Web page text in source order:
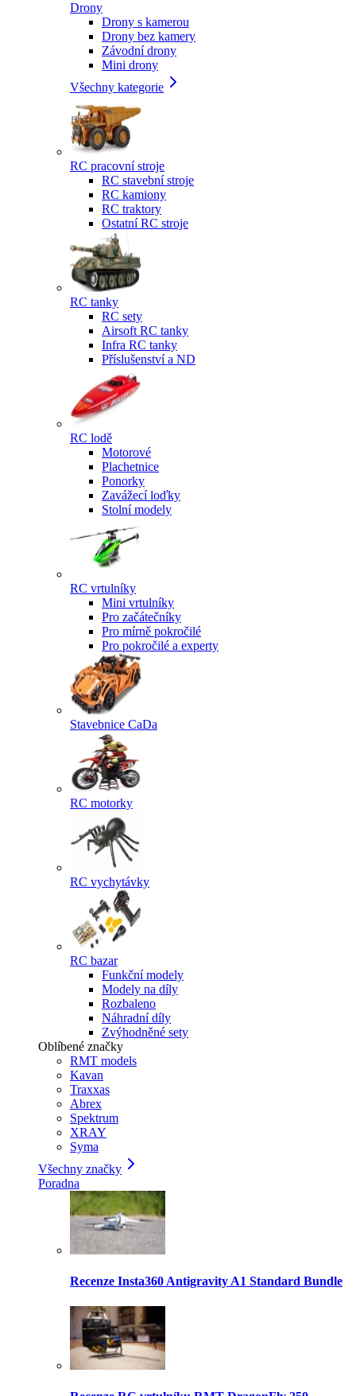
Drony
Drony s kamerou
Drony bez kamery
Závodní drony
Mini drony
Všechny kategorie
RC pracovní stroje
RC stavební stroje
RC kamiony
RC traktory
Ostatní RC stroje
RC tanky
RC sety
Airsoft RC tanky
Infra RC tanky
Příslušenství a ND
RC lodě
Motorové
Plachetnice
Ponorky
Zavážecí loďky
Stolní modely
RC vrtulníky
Mini vrtulníky
Pro začátečníky
Pro mírně pokročilé
Pro pokročilé a experty
Stavebnice CaDa
RC motorky
RC vychytávky
RC bazar
Funkční modely
Modely na díly
Rozbaleno
Náhradní díly
Zvýhodněné sety
Oblíbené značky
RMT models
Kavan
Traxxas
Abrex
Spektrum
XRAY
Syma
Všechny značky
Poradna
Recenze Insta360 Antigravity A1 Standard Bundle